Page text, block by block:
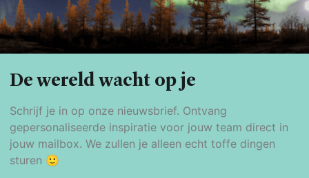
De wereld wacht op je
Schrijf je in op onze nieuwsbrief. Ontvang
gepersonaliseerde inspiratie voor jouw team direct in
jouw mailbox. We zullen je alleen echt toffe dingen
sturen 🙂